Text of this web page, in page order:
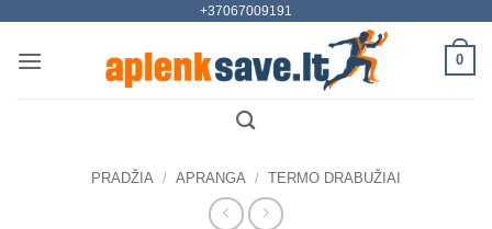
content
+37067009191
0
PRADŽIA / APRANGA / TERMO DRABUŽIAI